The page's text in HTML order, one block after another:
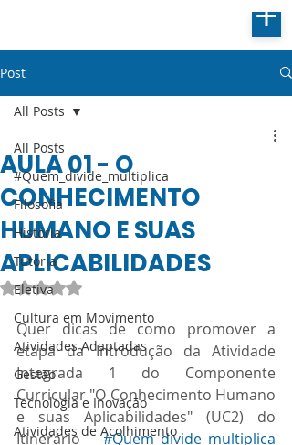
Post
All Posts
#Quem_divide_multiplica
Filosofia
História
Tutoria
Eletiva
Cultura em Movimento
Atividades Adaptadas
Gestão
Tecnologia e Inovação
Atividades de Acolhimento
All Posts
AULA 01 - O
CONHECIMENTO
HUMANO E SUAS
APLICABILIDADES
Avaliado com NaN de 5 estrelas.
Quer dicas de como promover a
etapa da Introdução da Atividade
Integrada 1 do Componente
Curricular "O Conhecimento Humano
e suas Aplicabilidades" (UC2) do
Itinerário #Quem_divide_multiplica